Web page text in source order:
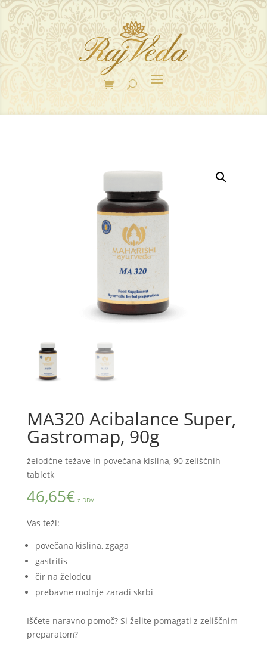
MA320 Acibalance Super,
Gastromap, 90g
želodčne težave in povečana kislina, 90 zeliščnih
tabletk
46,65€ z DDV
Vas teži:
povečana kislina, zgaga
gastritis
čir na želodcu
prebavne motnje zaradi skrbi
Iščete naravno pomoč? Si želite pomagati z zeliščnim
preparatom?